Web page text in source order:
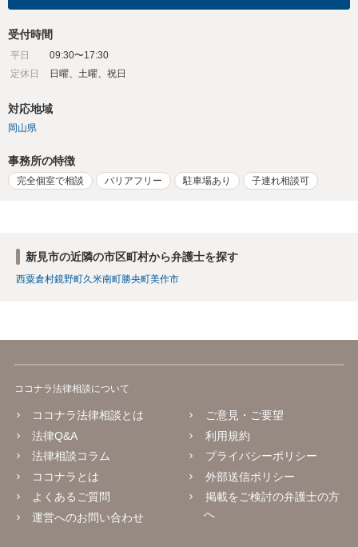
受付時間
平日
09:30〜17:30
定休日
日曜、土曜、祝日
対応地域
岡山県
事務所の特徴
完全個室で相談 バリアフリー 駐車場あり 子連れ相談可
新見市の近隣の市区町村から弁護士を探す
西粟倉村鏡野町久米南町勝央町美作市
ココナラ法律相談について
ココナラ法律相談とは
法律Q&A
法律相談コラム
ココナラとは
よくあるご質問
運営へのお問い合わせ
ご意見・ご要望
利用規約
プライバシーポリシー
外部送信ポリシー
掲載をご検討の弁護士の方
へ